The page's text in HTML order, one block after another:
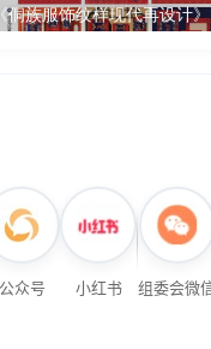
《侗族服饰纹样现代再设计》